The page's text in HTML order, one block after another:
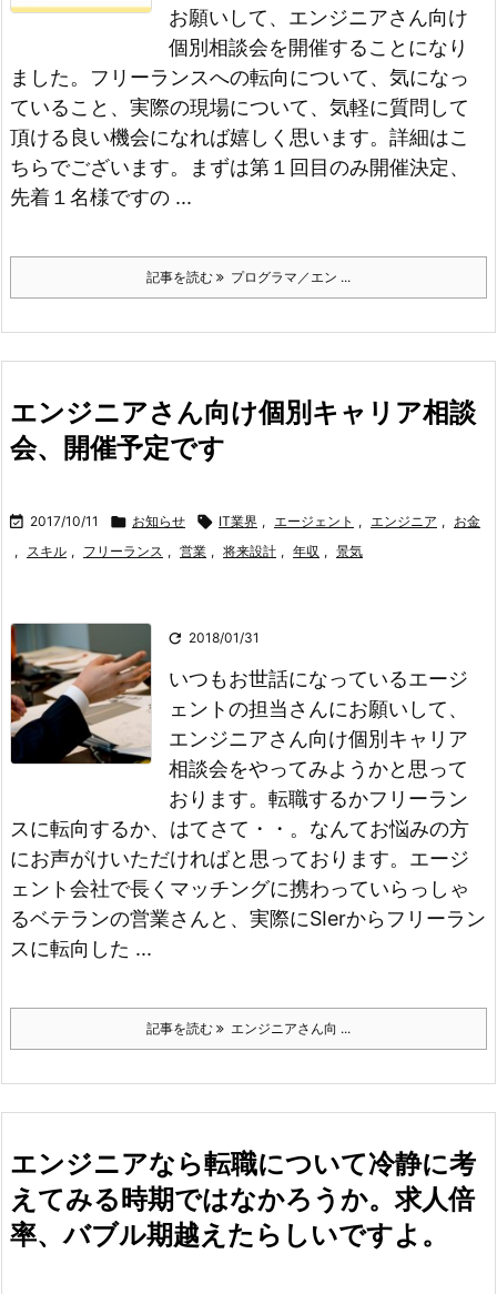
お願いして、エンジニアさん向け
個別相談会を開催することになり
ました。 フリーランスへの転向について、気になっ
ていること、実際の現場について、気軽に質問して
頂ける良い機会になれば嬉しく思います。 詳細はこ
ちらでございます。
まずは第１回目のみ開催決定、
先着１名様ですの ...
記事を読む プログラマ／エン ...
エンジニアさん向け個別キャリア相談
会、開催予定です
 2017/10/11  お知らせ  IT業界 , エージェント , エンジニア , お金
, スキル , フリーランス , 営業 , 将来設計 , 年収 , 景気
 2018/01/31
いつもお世話になっているエージ
ェントの担当さんにお願いして、
エンジニアさん向け個別キャリア
相談会をやってみようかと思って
おります。 転職するかフリーラン
スに転向するか、はてさて・・。 なんてお悩みの方
にお声がけいただければと思っております。 エージ
ェント会社で長くマッチングに携わっていらっしゃ
るベテランの営業さんと、実際にSIerからフリーラン
スに転向した ...
記事を読む エンジニアさん向 ...
エンジニアなら転職について冷静に考
えてみる時期ではなかろうか。求人倍
率、バブル期越えたらしいですよ。